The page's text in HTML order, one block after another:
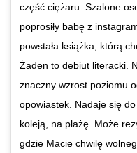
część ciężaru. Szalone
poprosiły babę z
powstała książka, którą
Żaden to debiut literacki.
znaczny wzrost poziomu
opowiastek. Nadaje się
koleją, na plażę. Może
gdzie Macie chwilę